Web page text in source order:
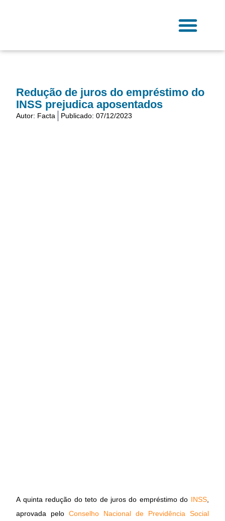
Redução de juros do empréstimo do
INSS prejudica aposentados
Autor: Facta Publicado: 07/12/2023
A quinta redução do teto de juros do empréstimo do INSS,
aprovada peloConselho Nacional de Previdência Social